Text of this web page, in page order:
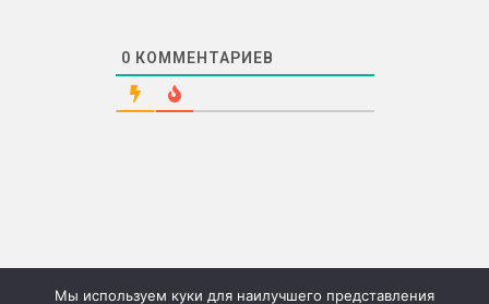
0 КОММЕНТАРИЕВ
Мы используем куки для наилучшего представления